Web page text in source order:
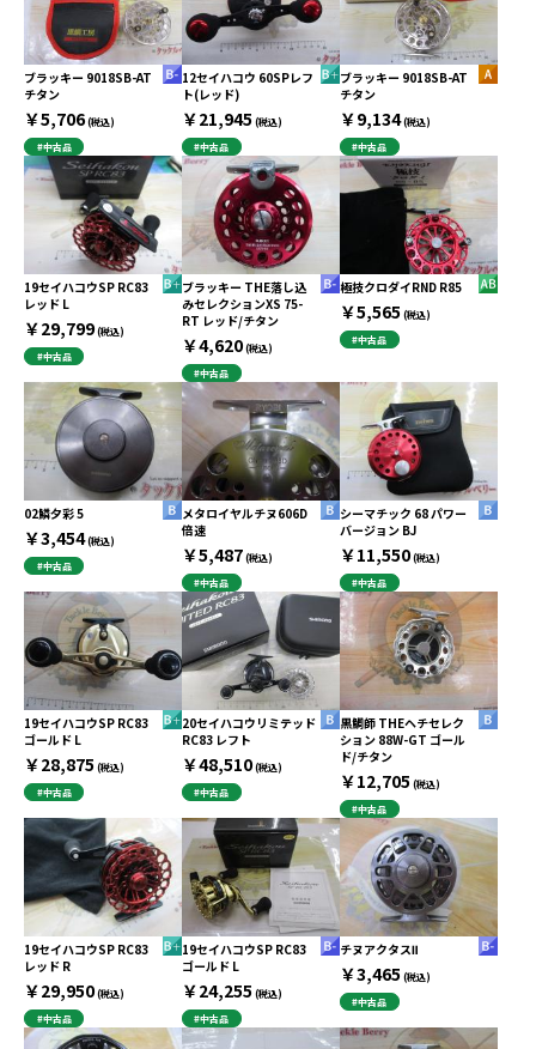
ブラッキー 9018SB-AT
チタン
￥5,706(税込)
#中古品
12セイハコウ 60SPレフ
ト(レッド)
￥21,945 (税込)
#中古品
ブラッキー 9018SB-AT
チタン
￥9,134(税込)
#中古品
19セイハコウSP RC83
レッド L
￥29,799(税込)
#中古品
ブラッキー THE落し込
みセレクションXS 75-
RT レッド/チタン
￥4,620(税込)
#中古品
極技クロダイRND R85
￥5,565 (税込)
#中古品
02鱗夕彩 5
￥3,454(税込)
#中古品
メタロイヤルチヌ606D
倍速
￥5,487(税込)
#中古品
シーマチック 68 パワー
バージョン BJ
￥11,550(税込)
#中古品
19セイハコウSP RC83
ゴールド L
￥28,875 (税込)
#中古品
20セイハコウリミテッド
RC83 レフト
￥48,510(税込)
#中古品
黒鯛師 THEヘチセレク
ション 88W-GT ゴール
ド/チタン
￥12,705 (税込)
#中古品
19セイハコウSP RC83
レッド R
￥29,950(税込)
#中古品
19セイハコウSP RC83
ゴールド L
￥24,255 (税込)
#中古品
チヌアクタスⅡ
￥3,465 (税込)
#中古品